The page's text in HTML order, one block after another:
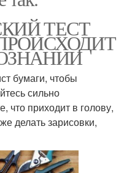
ТЕСТ
бумаги, чтобы
сильно
что приходит в голову,
делать зарисовки,